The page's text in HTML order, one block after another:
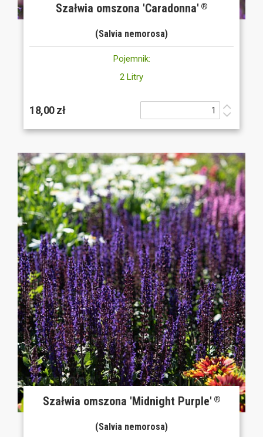
Szałwia omszona 'Caradonna' ®
(Salvia nemorosa)
Pojemnik:
2 Litry
18,00 zł
Szałwia omszona 'Midnight Purple' ®
(Salvia nemorosa)